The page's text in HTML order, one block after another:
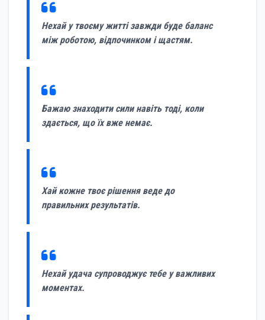
Нехай у твоєму житті завжди буде баланс
між роботою, відпочинком і щастям.
Бажаю знаходити сили навіть тоді, коли
здається, що їх вже немає.
Хай кожне твоє рішення веде до
правильних результатів.
Нехай удача супроводжує тебе у важливих
моментах.